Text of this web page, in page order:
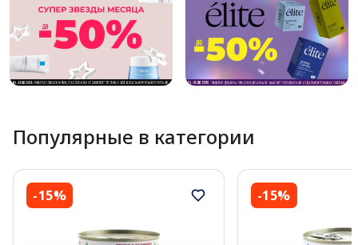
Популярные в категории
-15% -15%